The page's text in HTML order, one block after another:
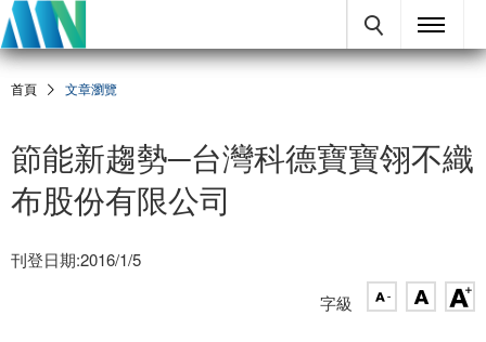
首頁 文章瀏覽
節能新趨勢─台灣科德寶寶翎不織
布股份有限公司
刊登日期:2016/1/5
字級